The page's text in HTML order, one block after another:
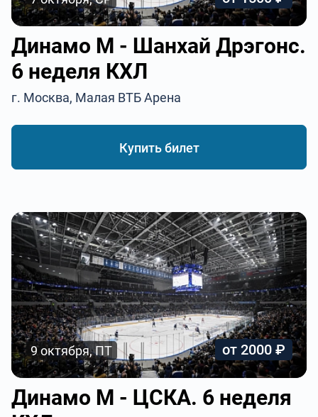
Динамо М - Шанхай Дрэгонс.
6 неделя КХЛ
г. Москва, Малая ВТБ Арена
Купить билет
9 октября, ПТ от 2000 ₽
Динамо М - ЦСКА. 6 неделя